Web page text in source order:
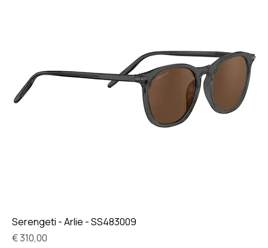
Serengeti - Arlie - SS483009
Prijs
€ 310,00